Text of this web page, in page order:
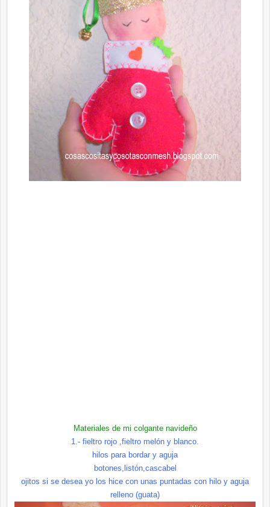
Materiales de mi colgante navideño
1.- fieltro rojo ,fieltro melón y blanco.
hilos para bordar y aguja
botones, listón,cascabel
ojitos si se desea yo los hice con unas puntadas con hilo y aguja
relleno (guata)